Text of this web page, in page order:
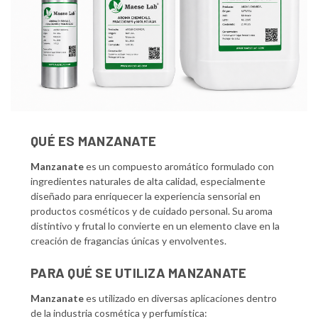
QUÉ ES MANZANATE
Manzanatees un compuesto aromático formulado con
ingredientes naturales de alta calidad, especialmente
diseñado para enriquecer la experiencia sensorial en
productos cosméticos y de cuidado personal. Su aroma
distintivo y frutal lo convierte en un elemento clave en la
creación de fragancias únicas y envolventes.
PARA QUÉ SE UTILIZA MANZANATE
Manzanatees utilizado en diversas aplicaciones dentro
de la industria cosmética y perfumística: